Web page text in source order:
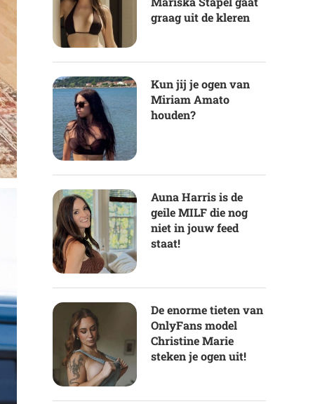
graag uit de kleren
Kun jij je ogen van
Miriam Amato
houden?
Auna Harris is de
geile MILF die nog
niet in jouw feed
staat!
De enorme tieten van
OnlyFans model
Christine Marie
steken je ogen uit!